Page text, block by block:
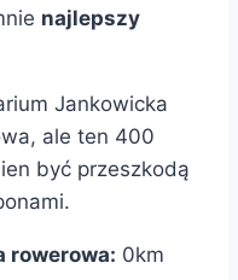
najlepszy
Jankowicka
ale ten 400
być przeszkodą
rowerowa: 0km